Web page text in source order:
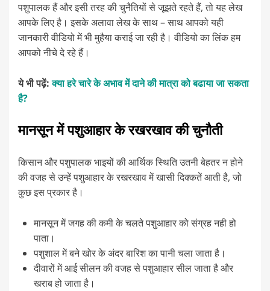
पशुपालक हैं और इसी तरह की चुनैतियों से जूझते रहते हैं, तो यह लेख
आपके लिए है। इसके अलावा लेख के साथ – साथ आपको यही
जानकारी वीडियो में भी मुहैया कराई जा रही है। वीडियो का लिंक हम
आपको नीचे दे रहे हैं।
ये भी पढ़ें:क्या हरे चारे के अभाव में दाने की मात्रा को बढाया जा सकता
है?
मानसून में पशुआहार के रखरखाव की चुनौती
किसान और पशुपालक भाइयों की आर्थिक स्थिति उतनी बेहतर न होने
की वजह से उन्हें पशुआहार के रखरखाव में खासी दिक्कतें आती है, जो
कुछ इस प्रकार है।
मानसून में जगह की कमी के चलते पशुआहार को संग्रह नही हो
पाता।
पशुशाल में बने खोर के अंदर बारिश का पानी चला जाता है।
दीवारों में आई सीलन की वजह से पशुआहार सील जाता है और
खराब हो जाता है।